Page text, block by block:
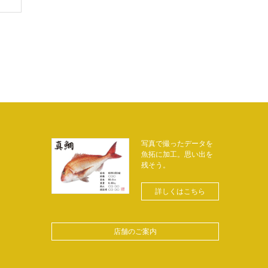
写真で撮ったデータを
魚拓に加工。思い出を
残そう。
詳しくはこちら
店舗のご案内